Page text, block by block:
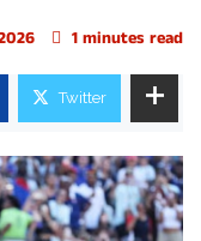
1 minutes read
Twitter